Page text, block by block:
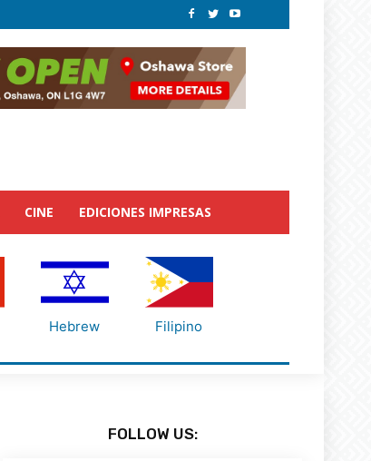
CINE EDICIONES IMPRESAS
Hebrew Filipino
FOLLOW US: